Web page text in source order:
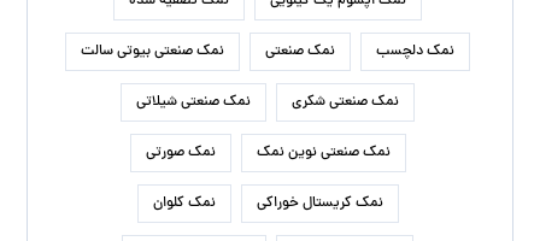
نمک دلچسب نمک صنعتی نمک صنعتی بیوتی سالت
نمک صنعتی شکری نمک صنعتی شیلاتی
نمک صنعتی نوین نمک نمک صورتی
نمک کریستال خوراکی نمک کلوان